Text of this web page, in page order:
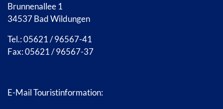
Brunnenallee 1
34537 Bad Wildungen
Tel.: 05621 / 96567-41
Fax: 05621 / 96567-37
E-Mail Touristinformation: